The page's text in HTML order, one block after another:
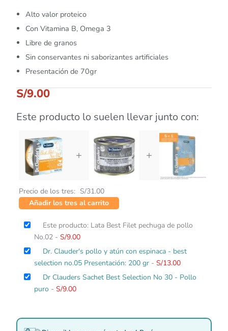
Alto valor proteico
Con Vitamina B, Omega 3
Libre de granos
Sin conservantes ni saborizantes artificiales
Presentación de 70gr
S/9.00
Este producto lo suelen llevar junto con:
+ +
Precio de los tres: S/31.00
Añadir los tres al carrito
Este producto: Lata Best Filet pechuga de pollo
No.02 - S/9.00
Dr. Clauder's pollo y atún con espinaca - best
selection no.05 Presentación: 200 gr - S/13.00
Dr Clauders Sachet Best Selection No 30 - Pollo
puro - S/9.00